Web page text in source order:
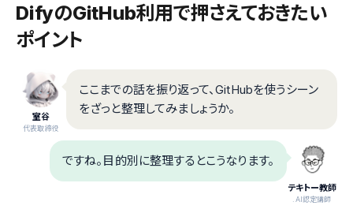
DifyのGitHub利用で押さえておきたい
ポイント
室谷
代表取締役
ここまでの話を振り返って、GitHubを使うシーン
をざっと整理してみましょうか。
テキトー教師
.AI認定講師
ですね。目的別に整理するとこうなります。